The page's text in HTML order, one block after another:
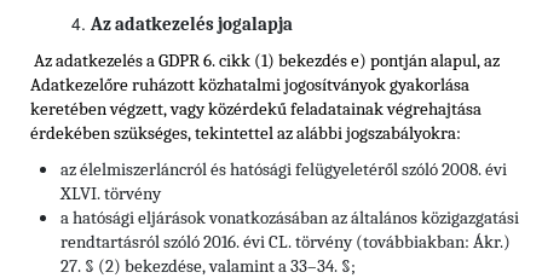
Az adatkezelés jogalapja
Az adatkezelés a GDPR 6. cikk (1) bekezdés e) pontján alapul, az
Adatkezelőre ruházott közhatalmi jogosítványok gyakorlása
keretében végzett, vagy közérdekű feladatainak végrehajtása
érdekében szükséges, tekintettelaz alábbi jogszabályokra:
az élelmiszerláncról és hatósági felügyeletéről szóló 2008. évi
XLVI. törvény
a hatósági eljárások vonatkozásában az általános közigazgatási
rendtartásról szóló 2016. évi CL. törvény (továbbiakban: Ákr.)
27. § (2) bekezdése, valamint a 33–34. §;